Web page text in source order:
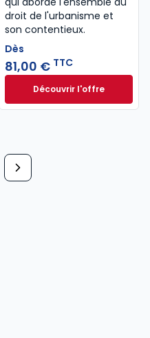
2025-2026 à 209,00 €
droit de l'urbanisme et
son contentieux.
Dès
81,00 € TTC
Découvrir l'offre
Droit de
Dès